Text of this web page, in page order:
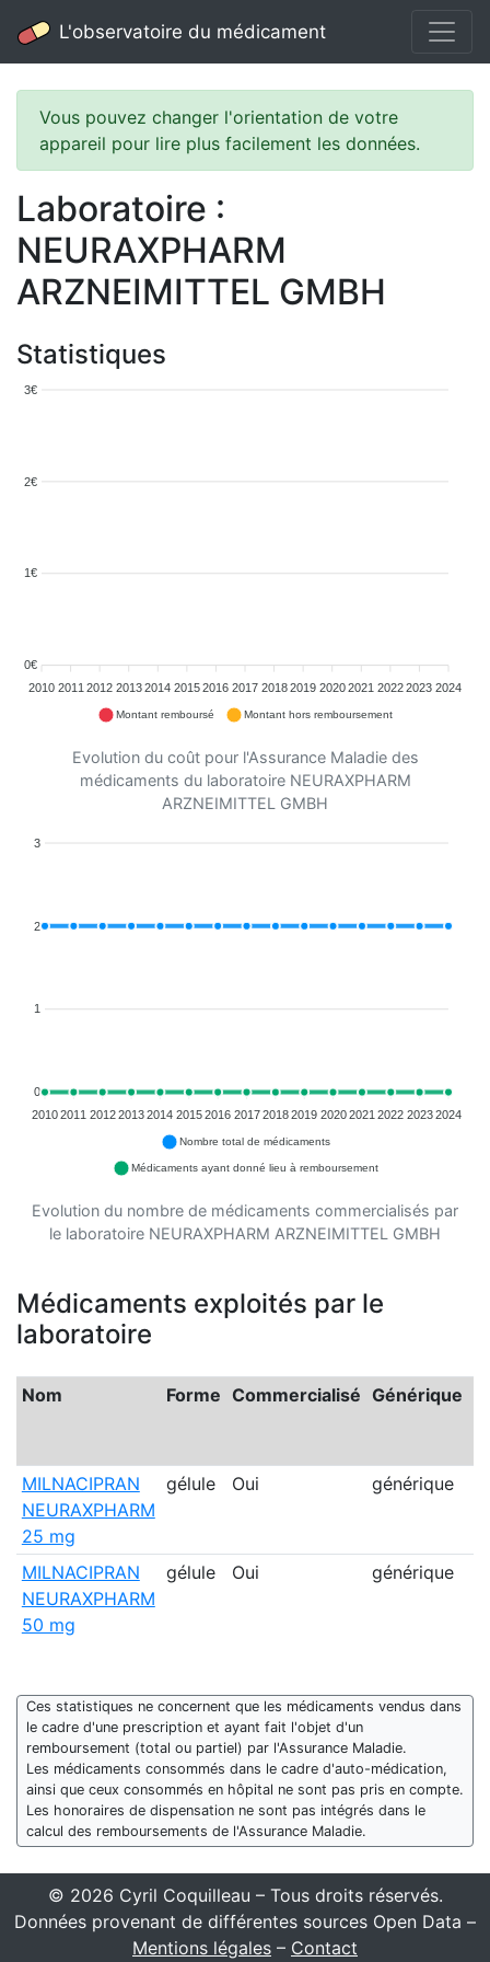
L'observatoire du médicament
Vous pouvez changer l'orientation de votre
appareil pour lire plus facilement les données.
Laboratoire :
NEURAXPHARM
ARZNEIMITTEL GMBH
Statistiques
3€
2€
1€
0€
2010 2011 2012 2013 2014 2015 2016 2017 2018 2019 2020 2021 2022 2023 2024
Montant remboursé Montant hors remboursement
Evolution du coût pour l'Assurance Maladie des
médicaments du laboratoire NEURAXPHARM
ARZNEIMITTEL GMBH
3
2
1
0
20102011 20122013 2014 20152016 2017 20182019 2020 2021 2022 20232024
Nombre total de médicaments
Médicaments ayant donné lieu à remboursement
Evolution du nombre de médicaments commercialisés par
le laboratoire NEURAXPHARM ARZNEIMITTEL GMBH
Médicaments exploités par le
laboratoire
Nom Forme Commercialisé Générique
MILNACIPRAN
NEURAXPHARM
25 mg
gélule Oui générique
MILNACIPRAN
NEURAXPHARM
50 mg
gélule Oui générique
Ces statistiques ne concernent que les médicaments vendus dans
le cadre d'une prescription et ayant fait l'objet d'un
remboursement (total ou partiel) par l'Assurance Maladie.
Les médicaments consommés dans le cadre d'auto-médication,
ainsi que ceux consommés en hôpital ne sont pas pris en compte.
Les honoraires de dispensation ne sont pas intégrés dans le
calcul des remboursements de l'Assurance Maladie.
© 2026 Cyril Coquilleau – Tous droits réservés.
Données provenant de différentes sources Open Data –
Mentions légales – Contact